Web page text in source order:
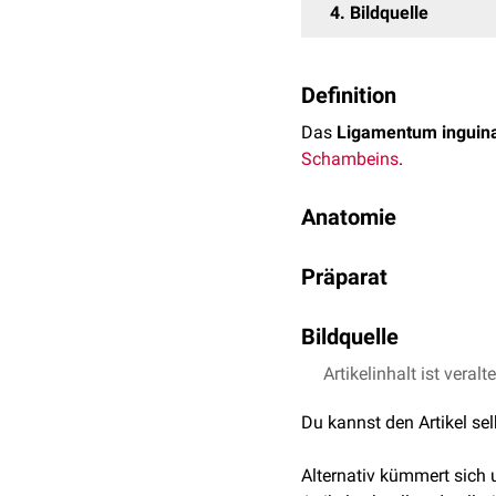
4 Bildquelle
Definition
Das Ligamentum
Schambeins.
Anatomie
Bauchmuskulatur (
rinnenartig umgebogen
An der Unterseite des
Präparat
Bildquelle
Präparat
Artikelinhalt ist
Du kannst den Artikel
Alternativ kümmert sich